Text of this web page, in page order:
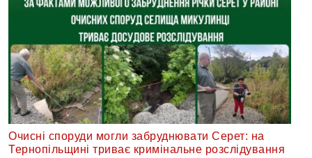
Очисні споруди могли забруднювати Серет: на
Тернопільщині триває кримінальне розслідування